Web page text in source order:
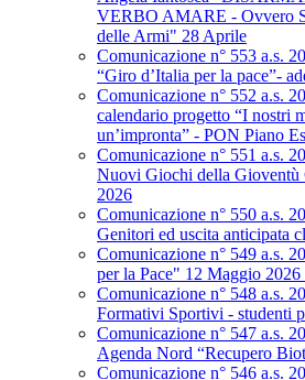
VERBO AMARE - Ovvero
delle Armi" 28 Aprile
Comunicazione n° 553 a.s.
“Giro d’Italia per la pace”-
Comunicazione n° 552 a.s.
calendario progetto “I nostri
un’impronta” - PON Piano
Comunicazione n° 551 a.s.
Nuovi Giochi della Gioventù
2026
Comunicazione n° 550 a.s.
Genitori ed uscita anticipata
Comunicazione n° 549 a.s.
per la Pace" 12 Maggio 2026
Comunicazione n° 548 a.s.
Formativi Sportivi - studenti
Comunicazione n° 547 a.s.
Agenda Nord “Recupero
Comunicazione n° 546 a.s.